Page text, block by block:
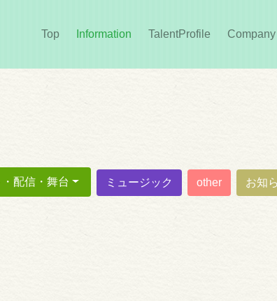
Top Information (current)
TalentProfile Company
配信・舞台 ミュージック other お知